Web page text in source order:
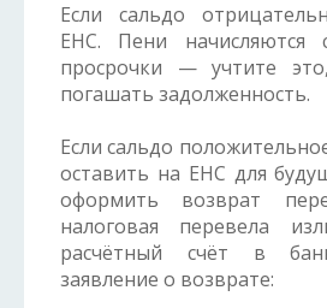
Если сальдо
ЕНС. Пени начисляются
просрочки — учтите
погашать задолженность.
Если сальдо
оставить на ЕНС для
оформить возврат
налоговая перевела
расчётный счёт в
заявление о возврате: